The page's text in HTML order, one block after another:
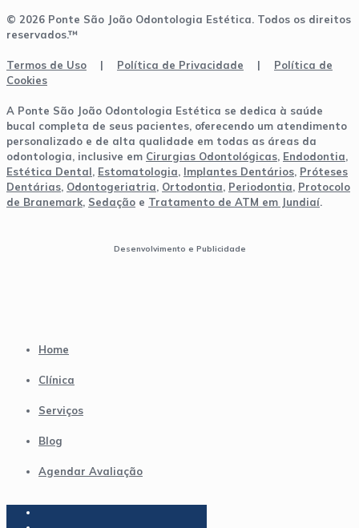
© 2026 Ponte São João Odontologia Estética. Todos os direitos
reservados.™
Termos de Uso | Política de Privacidade | Política de
Cookies
A Ponte São João Odontologia Estética se dedica à saúde
bucal completa de seus pacientes, oferecendo um atendimento
personalizado e de alta qualidade em todas as áreas da
odontologia, inclusive em Cirurgias Odontológicas, Endodontia,
Estética Dental, Estomatologia, Implantes Dentários, Próteses
Dentárias, Odontogeriatria, Ortodontia, Periodontia, Protocolo
de Branemark, Sedação e Tratamento de ATM em Jundiaí.
Desenvolvimento e Publicidade
Home
Clínica
Serviços
Blog
Agendar Avaliação